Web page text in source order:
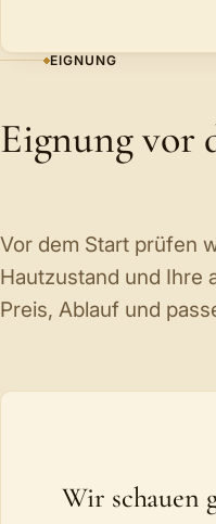
EIGNUNG
Eignung vor
Vor dem Start prüfen
Hautzustand und Ihre
Preis, Ablauf und
Wir schauen